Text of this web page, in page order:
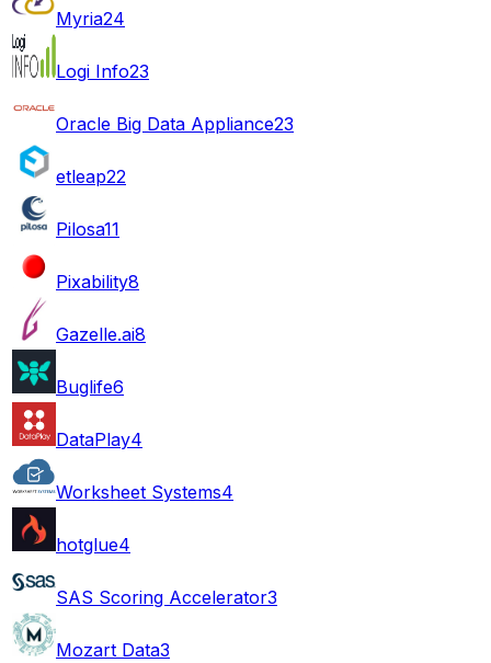
Myria24
Logi Info23
Oracle Big Data Appliance23
etleap22
Pilosa11
Pixability8
Gazelle.ai8
Buglife6
DataPlay4
Worksheet Systems4
hotglue4
SAS Scoring Accelerator3
Mozart Data3